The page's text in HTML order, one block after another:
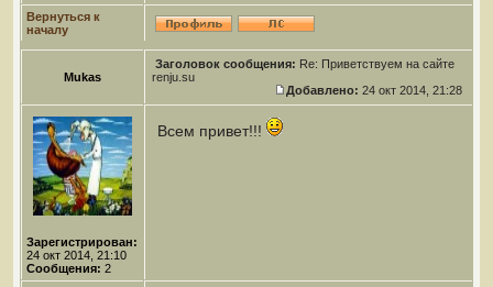
Вернуться к
началу
Mukas
Заголовок сообщения: Re: Приветствуем на сайте
renju.su
Добавлено: 24 окт 2014, 21:28
Зарегистрирован:
24 окт 2014, 21:10
Сообщения: 2
Всем привет!!!